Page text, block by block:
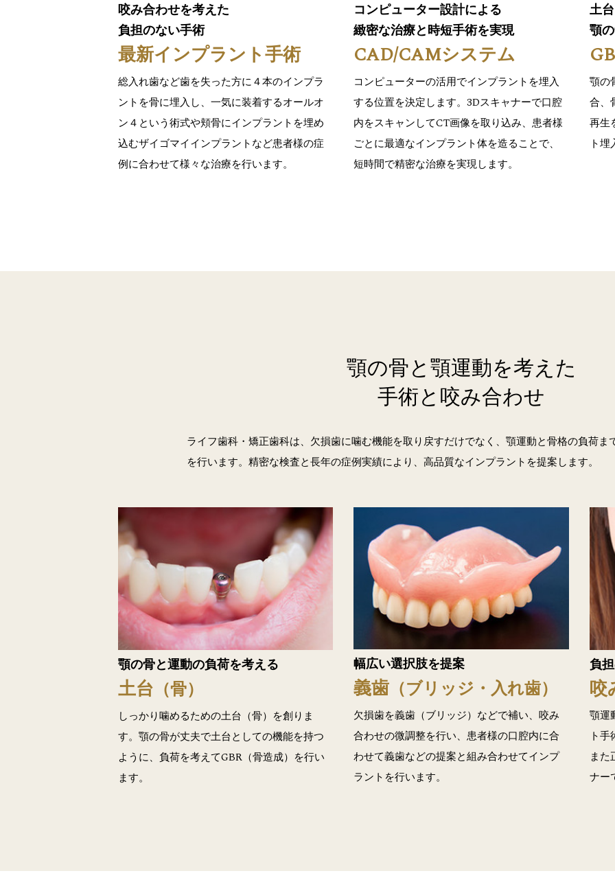
咬み合わせを考えた
負担のない手術
最新インプラント手術
総入れ歯など歯を失った方に４本のインプラ
ントを骨に埋入し、一気に装着するオールオ
ン４という術式や頬骨にインプラントを埋め
込むザイゴマイインプラントなど患者様の症
例に合わせて様々な治療を行います。
コンピューター設計による
緻密な治療と時短手術を実現
CAD/CAMシステム
コンピューターの活用でインプラントを埋入
する位置を決定します。3Dスキャナーで口腔
内をスキャンしてCT画像を取り込み、患者様
ごとに最適なインプラント体を造ることで、
短時間で精密な治療を実現します。
土
顎
顎の
合、
再生
ト
顎の骨と顎運動を考えた
手術と咬み合わせ
ライフ歯科・矯正歯科は、欠損歯に噛む機能を取り戻すだけでなく、顎運動と骨格の負荷ま
を行います。精密な検査と長年の症例実績により、高品質なインプラントを提案します。
顎の骨と運動の負荷を考える
土台 （骨）
しっかり噛めるための土台（骨）を創りま
す。顎の骨が丈夫で土台としての機能を持つ
ように、負荷を考えてGBR（骨造成）を行い
ます。
幅広い選択肢を提案
義歯 （ブリッジ・入れ歯）
欠損歯を義歯（ブリッジ）などで補い、咬み
合わせの微調整を行い、患者様の口腔内に合
わせて義歯などの提案と組み合わせてインプ
ラントを行います。
負
咬
顎運
ト
また
ナー